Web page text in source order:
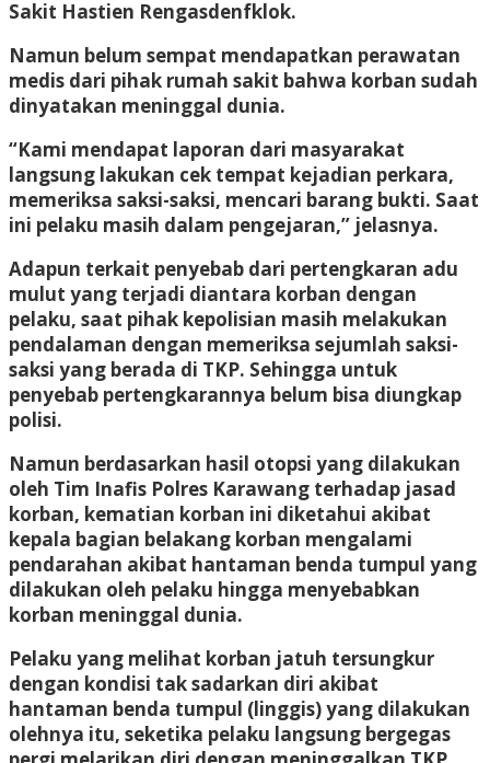
Sakit Hastien Rengasdenfklok.
Namun belum sempat mendapatkan perawatan
medis dari pihak rumah sakit bahwa korban sudah
dinyatakan meninggal dunia.
“Kami mendapat laporan dari masyarakat
langsung lakukan cek tempat kejadian perkara,
memeriksa saksi-saksi, mencari barang bukti. Saat
ini pelaku masih dalam pengejaran,” jelasnya.
Adapun terkait penyebab dari pertengkaran adu
mulut yang terjadi diantara korban dengan
pelaku, saat pihak kepolisian masih melakukan
pendalaman dengan memeriksa sejumlah saksi-
saksi yang berada di TKP. Sehingga untuk
penyebab pertengkarannya belum bisa diungkap
polisi.
Namun berdasarkan hasil otopsi yang dilakukan
oleh Tim Inafis Polres Karawang terhadap jasad
korban, kematian korban ini diketahui akibat
kepala bagian belakang korban mengalami
pendarahan akibat hantaman benda tumpul yang
dilakukan oleh pelaku hingga menyebabkan
korban meninggal dunia.
Pelaku yang melihat korban jatuh tersungkur
dengan kondisi tak sadarkan diri akibat
hantaman benda tumpul (linggis) yang dilakukan
olehnya itu, seketika pelaku langsung bergegas